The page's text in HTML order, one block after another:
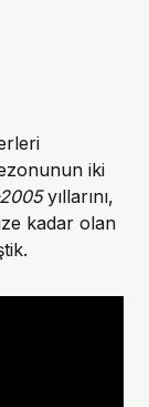
iki
yıllarını,
kadar olan